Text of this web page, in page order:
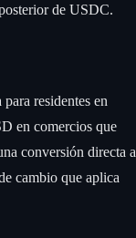
de USDC.
residentes en
en comercios que
conversión directa a
cambio que aplica